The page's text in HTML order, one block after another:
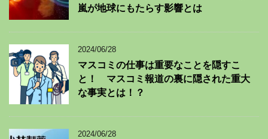
嵐が地球にもたらす影響とは
2024/06/28
マスコミの仕事は重要なことを隠すこ
と！ マスコミ報道の裏に隠された重大
な事実とは！？
2024/06/28